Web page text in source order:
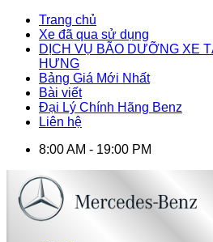
Trang chủ
Xe đã qua sử dụng
DỊCH VỤ BÃO DƯỠNG XE
HƯNG
Bảng Giá Mới Nhất
Bài viết
Đại Lý Chính Hãng Benz
Liên hệ
8:00 AM - 19:00 PM